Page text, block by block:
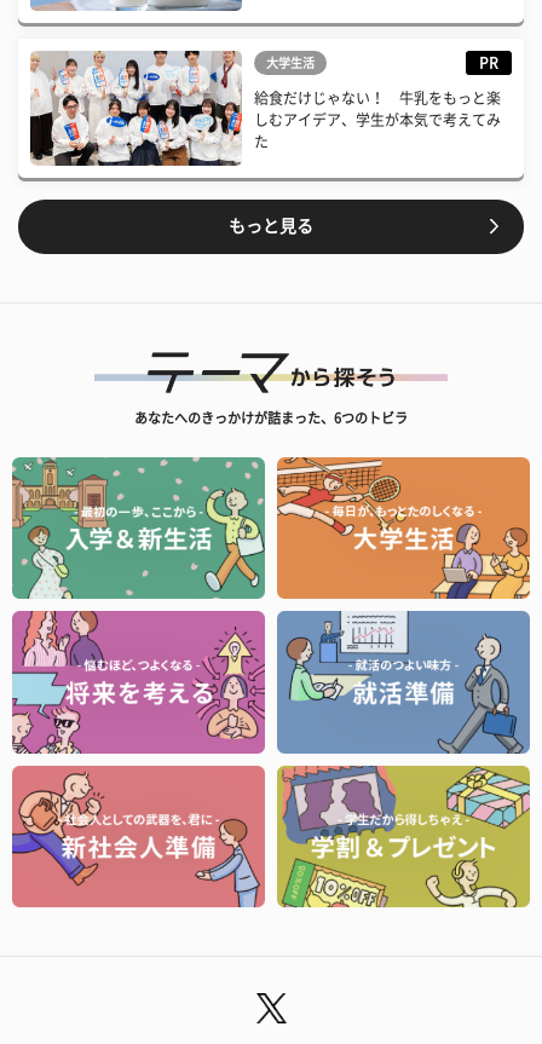
大学生活 PR
給食だけじゃない！ 牛乳をもっと楽
しむアイデア、学生が本気で考えてみ
た
もっと見る
あなたへのきっかけが詰まった、6つのトビラ